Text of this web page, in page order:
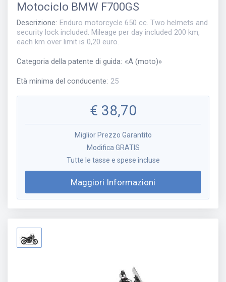
Motociclo BMW F700GS
Descrizione: Enduro motorcycle 650 cc. Two helmets and
security lock included. Mileage per day included 200 km,
each km over limit is 0,20 euro.
Categoria della patente di guida: «A (moto)»
Età minima del conducente: 25
€ 38,70
Miglior Prezzo Garantito
Modifica GRATIS
Tutte le tasse e spese incluse
Maggiori Informazioni